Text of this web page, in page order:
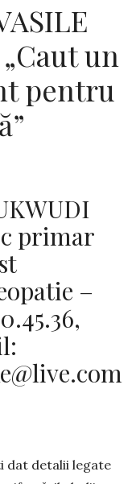
„Caut un
pentru
primar
–
dat detalii legate